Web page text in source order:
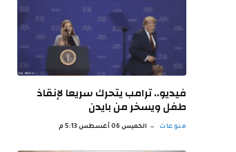
فيديو.. ترامب يتحرك سريعا لإنقاذ
طفل ويسخر من بايدن
منوعات الخميس 06 أغسطس 5:13 م